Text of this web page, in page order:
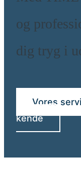
og
dig tryg i
Vores
kende